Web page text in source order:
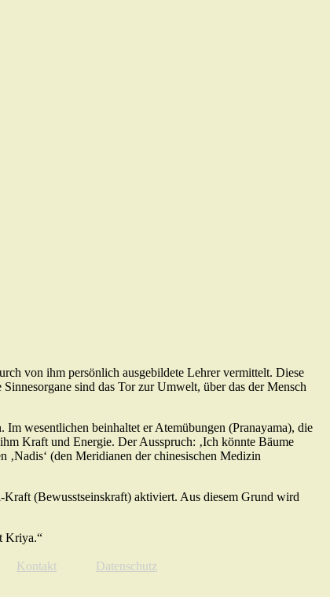
von ihm persönlich ausgebildete Lehrer vermittelt. Diese
sind das Tor zur Umwelt, über das der Mensch
wesentlichen beinhaltet er Atemübungen (Pranayama), die
Kraft und Energie. Der Ausspruch: ‚Ich könnte Bäume
‚Nadis‘ (den Meridianen der chinesischen Medizin
(Bewusstseinskraft) aktiviert. Aus diesem Grund wird
Kriya.“
Kontakt Datenschutz